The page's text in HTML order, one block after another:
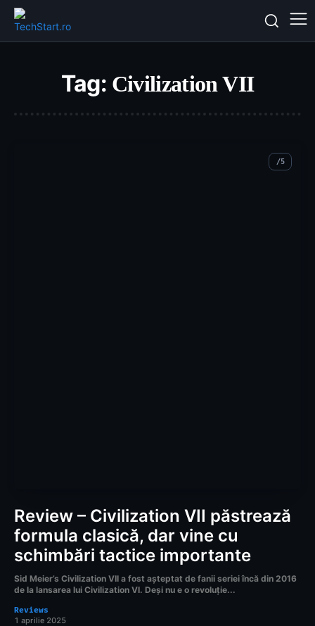
Tag: Civilization VII
Review – Civilization VII păstrează
formula clasică, dar vine cu
schimbări tactice importante
Sid Meier’s Civilization VII a fost așteptat de fanii seriei încă din 2016
de la lansarea lui Civilization VI. Deși nu e o revoluție...
Reviews
1 aprilie 2025